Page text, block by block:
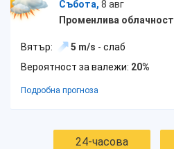
Събота, 8 авг
Променлива облачност
Вятър: 5 m/s - слаб
Вероятност за валежи: 20%
Подробна прогноза
24-часова